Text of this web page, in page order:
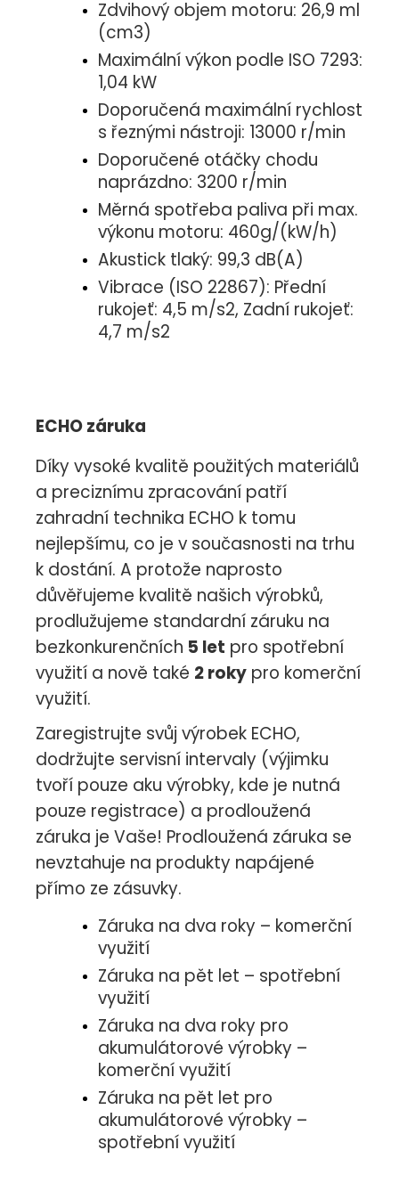
Zdvihový objem motoru: 26,9 ml
(cm3)
Maximální výkon podle ISO 7293:
1,04 kW
Doporučená maximální rychlost
s řeznými nástroji: 13000 r/min
Doporučené otáčky chodu
naprázdno: 3200 r/min
Měrná spotřeba paliva při max.
výkonu motoru: 460g/(kW/h)
Akustick tlaký: 99,3 dB(A)
Vibrace (ISO 22867): Přední
rukojeť: 4,5 m/s2, Zadní rukojeť:
4,7 m/s2
ECHO záruka
Díky vysoké kvalitě použitých materiálů
a preciznímu zpracování patří
zahradní technika ECHO k tomu
nejlepšímu, co je v současnosti na trhu
k dostání. A protože naprosto
důvěřujeme kvalitě našich výrobků,
prodlužujeme standardní záruku na
bezkonkurenčních 5 let pro spotřební
využití a nově také 2 roky pro komerční
využití.
Zaregistrujte svůj výrobek ECHO,
dodržujte servisní intervaly (výjimku
tvoří pouze aku výrobky, kde je nutná
pouze registrace) a prodloužená
záruka je Vaše! Prodloužená záruka se
nevztahuje na produkty napájené
přímo ze zásuvky.
Záruka na dva roky – komerční
využití
Záruka na pět let – spotřební
využití
Záruka na dva roky pro
akumulátorové výrobky –
komerční využití
Záruka na pět let pro
akumulátorové výrobky –
spotřební využití